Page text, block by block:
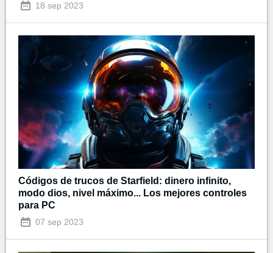
18 sep 2023
Códigos de trucos de Starfield: dinero infinito,
modo dios, nivel máximo... Los mejores controles
para PC
07 sep 2023